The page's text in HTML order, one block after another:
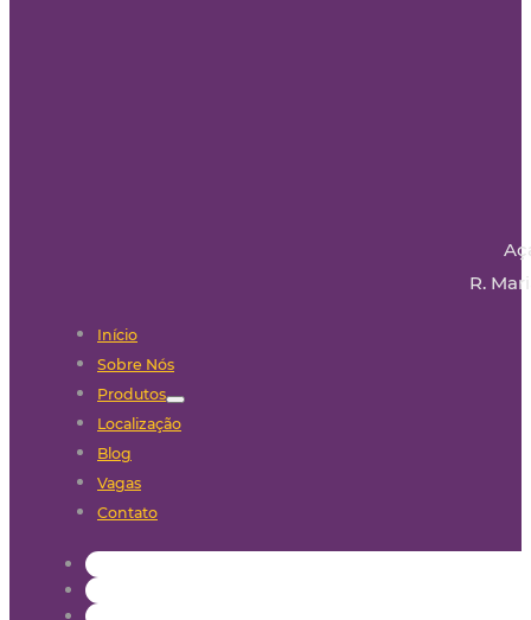
R.
Início
Sobre Nós
Produtos
Localização
Blog
Vagas
Contato